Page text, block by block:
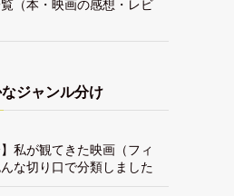
（本・映画の感想・レビ
ジャンル分け
】私が観てきた映画（フィ
な切り口で分類しました